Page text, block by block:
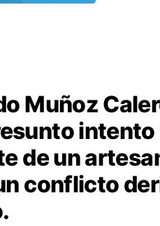
Muñoz
intento
de un
conflicto